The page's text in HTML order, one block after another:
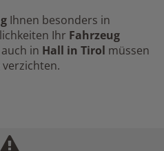
Ihnen besonders in
Ihr Fahrzeug
in Hall in Tirol müssen
verzichten.